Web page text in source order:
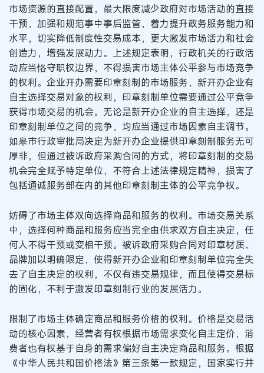
市场资源的直接配置，最大限度减少政府对市场活动的直接
干预，加强和规范事中事后监管，着力提升政务服务能力和
水平，切实降低制度性交易成本，更大激发市场活力和社会
创造力，增强发展动力。上述规定表明，行政机关的行政活
动应当恪守职权边界，不得损害市场主体公平参与市场竞争
的权利。企业开办需要印章刻制的市场服务，新开办企业有
自主选择交易对象的权利，印章刻制单位需要通过公平竞争
获得市场交易的机会。无论是新开办企业的自主选择，还是
印章刻制单位之间的竞争，均应当通过市场因素自主调节。
如皋市行政审批局决定为新开办企业提供印章刻制服务无可
厚非，但通过被诉政府采购合同的方式，将印章刻制的交易
机会完全赋予特定单位，不符合上述法律规定精神，损害了
包括通诚服务部在内的其他印章刻制主体的公平竞争权。
妨碍了市场主体双向选择商品和服务的权利。市场交易关系
中，选择何种商品和服务应当完全由供求双方自主决定，任
何人不得干预或变相干预。被诉政府采购合同对印章材质、
品牌加以明确限定，使得新开办企业和印章刻制单位完全失
去了自主决定的权利，不仅有违交易规律，而且使得交易标
的固化，不利于激发印章刻制行业的发展活力。
限制了市场主体确定商品和服务价格的权利。价格是交易活
动的核心因素，经营者有权根据市场需求变化自主定价，消
费者也有权基于自身的需求偏好自主决定商品和服务。根据
《中华人民共和国价格法》第三条第一款规定，国家实行并